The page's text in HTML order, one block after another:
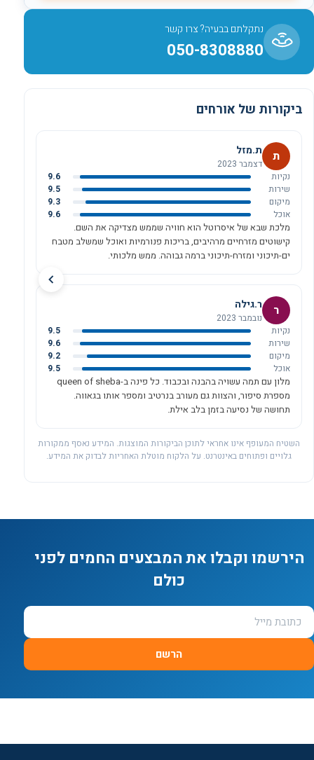
ביקורות של אורחים
ת ת.מזל
דצמבר 2023
נקיות
9.6
שירות
9.5
מיקום
9.3
אוכל
9.6
מלכת שבא של איסרוטל הוא חוויה שממש מצדיקה את השם.
קישוטים מזרחיים מרהיבים, בריכות פנורמיות ואוכל שמשלב מטבח
ים-תיכוני ומזרח-תיכוני ברמה גבוהה. ממש מלכותי.
ר ר.גילה
נובמבר 2023
נקיות
9.5
שירות
9.6
מיקום
9.2
אוכל
9.5
מלון עם תמה עשויה בהבנה ובכבוד. כל פינה ב-queen of sheba
מספרת סיפור, והצוות גם מעורב בנרטיב ומספר אותו בגאווה.
תחושה של נסיעה בזמן בלב אילת.
השטיח המעופף אינו אחראי לתוכן הביקורות המוצגות. המידע נאסף ממקורות
גלויים ופתוחים באינטרנט. על הלקוח מוטלת האחריות לבדוק את המידע.
נתקלתם בבעיה? צרו קשר
050-8308880
הירשמו וקבלו את המבצעים החמים לפני
כולם
הרשם